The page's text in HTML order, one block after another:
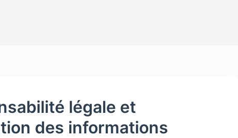
légale et
des informations